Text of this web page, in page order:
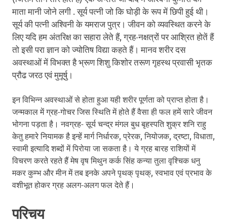
माता मानी जोने लगी . सूर्य पत्नी जो कि घोड़ी के रूप में छिपी हुई थी।
सूर्य की पत्नी अश्विनी के यमराज पुत्र। जीवन को व्यवस्थित करने के
लिए यदि हम अंतरिक्ष का सहारा लेते हैं, ग्रह-नक्षत्रों पर आश्रित होतें हैं
तो इसी परा ज्ञान को ज्योतिष विद्या कहते हैं। मानव शरीर दस
अवस्थाओं में विभक्त है भ्रूण शिशु किशोर तरूण गृहस्थ प्रवासी भृतक
प्रौढ जरठ एवं मुमूर्षु।
इन विभिन्न अवस्थाओं से होता हुआ यही शरीर पूर्णता को प्राप्त होता है।
जन्मकाल में ग्रह-गोचर जिस स्थिति में होते हैं वैसा ही फल हमें सारे जीवन
भोगना पड़ता है। नवग्रह- सूर्य चन्द्र मंगल बुध बृहस्पति शुक्र शनि राहु
केतु हमारे नियामक है इन्हें मार्ग निर्धारक, प्रेरक, नियोजक, द्रष्टा, विधाता,
स्वामी इत्यादि शब्दों में पिरोया जा सकता है। ये ग्रह बारह राशियों में
विचरण करते रहते हैं मेष वृष मिथुन कर्क सिंह कन्या तुला वृश्चिक धनु
मकर कुम्भ और मीन में तब इनके अपने पृथक् पृथक्, स्वभाव एवं प्रभाव के
वशीभूत होकर ग्रह अलग-अलग फल देते हैं।
परिचय